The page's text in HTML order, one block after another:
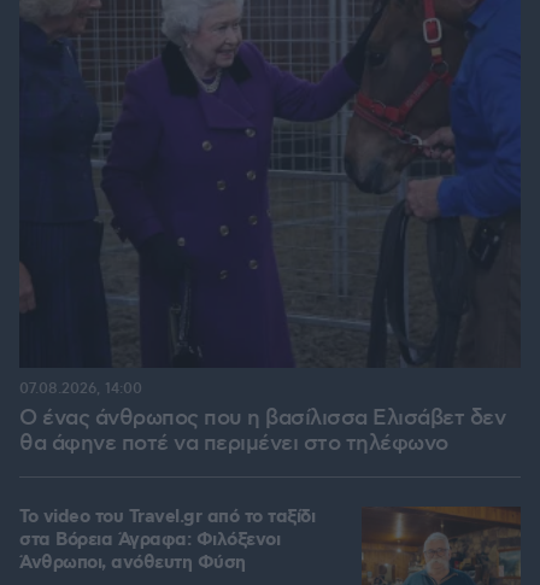
Ο ένας άνθρωπος που η βασίλισσα Ελισάβετ δεν
θα άφηνε ποτέ να περιμένει στο τηλέφωνο
07.08.2026, 14:00
To video του Travel.gr από το ταξίδι
στα Βόρεια Άγραφα: Φιλόξενοι
Άνθρωποι, ανόθευτη Φύση